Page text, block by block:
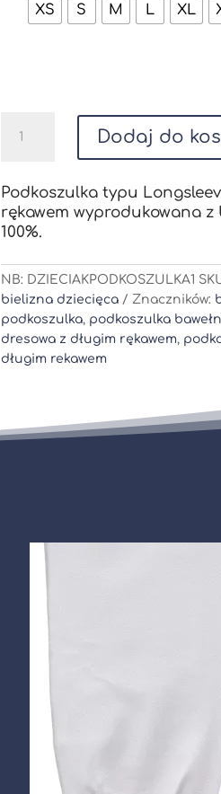
XS S M L XL
Podkoszulka
Chłopięca
Dodaj do
Podkoszulka typu
rękawem wyprodukowana z
100%.
NB: DZIECIAKPODKOSZULKA1
bielizna dziecięca
Znaczników:
podkoszulka, podkoszulka
dresowa z długim rękawem,
długim rekawem